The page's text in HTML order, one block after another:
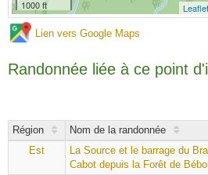
1000 ft
Leaflet
Lien vers Google Maps
Randonnée liée à ce point
Région Nom de la randonnée
Est
La Source et le barrage du
Cabot depuis la Forêt de